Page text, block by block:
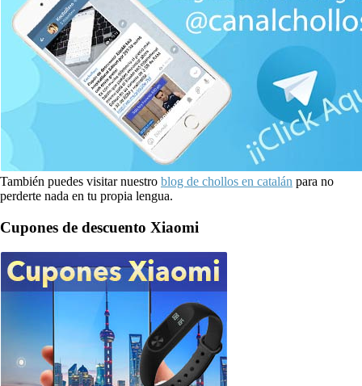
También puedes visitar nuestro blog de chollos en catalán para no
perderte nada en tu propia lengua.
Cupones de descuento Xiaomi